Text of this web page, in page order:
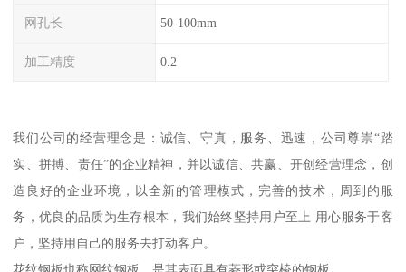
网孔长 50-100mm
加工精度 0.2
我们公司的经营理念是：诚信、守真，服务、迅速，公司尊崇“踏
实、拼搏、责任”的企业精神，并以诚信、共赢、开创经营理念，创
造良好的企业环境，以全新的管理模式，完善的技术，周到的服
务，优良的品质为生存根本，我们始终坚持用户至上 用心服务于客
户，坚持用自己的服务去打动客户。